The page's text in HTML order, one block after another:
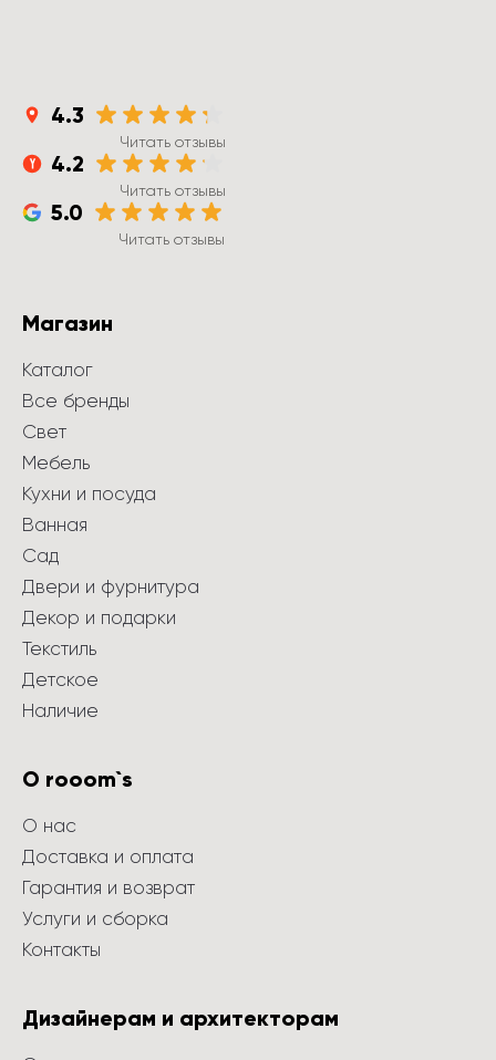
4.3
Читать отзывы
4.2
Читать отзывы
5.0
Читать отзывы
Магазин
Каталог
Все бренды
Свет
Мебель
Кухни и посуда
Ванная
Сад
Двери и фурнитура
Декор и подарки
Текстиль
Детское
Наличие
О rooom`s
О нас
Доставка и оплата
Гарантия и возврат
Услуги и сборка
Контакты
Дизайнерам и архитекторам